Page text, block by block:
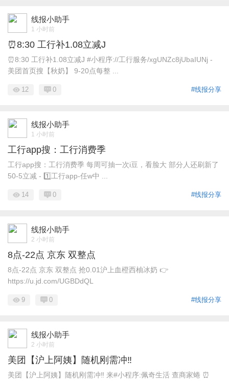
线报小助手
1 小时前
⏰8:30 工行补1.08立减J
⏰8:30 工行补1.08立减J #小程序://工行服务/xgUNZc8jUbaIUNj -
美团首页搜【秋奶】 9-20点每整 ...
#线报分享
12 0
线报小助手
1 小时前
工行app搜：工行消费季
工行app搜：工行消费季 每周可抽一次i豆，看脸大 部分人还刷新了
50-5立减 - 1️⃣工行app-任w中 ...
#线报分享
14 0
线报小助手
2 小时前
8点-22点 京东 双整点
8点-22点 京东 双整点 抢0.01沪上血橙西柚冰奶 👉
https://u.jd.com/UGBDdQL
#线报分享
9 0
线报小助手
2 小时前
美团【沪上阿姨】随机刚需冲‼️
美团【沪上阿姨】随机刚需冲‼️ 来#小程序:佩奇生活 查商家蜷 ⏰